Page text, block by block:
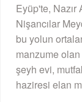
Eyüp'te, Nazır
Nişancılar
bu yolun
manzume
şeyh evi,
haziresi elan